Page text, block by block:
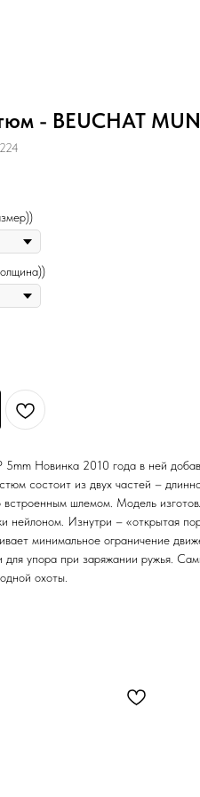
- BEUCHAT
Новинка 2010 года в ней
состоит из двух частей –
встроенным шлемом. Модель
нейлоном. Изнутри – «открытая
минимальное ограничение
для упора при заряжании ружья.
охоты.